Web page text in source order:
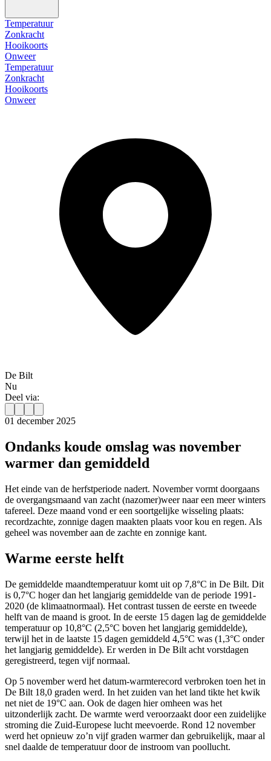
Temperatuur
Zonkracht
Hooikoorts
Onweer
Temperatuur
Zonkracht
Hooikoorts
Onweer
De Bilt
Nu
Deel via:
01 december 2025
Ondanks koude omslag was november
warmer dan gemiddeld
Het einde van de herfstperiode nadert. November vormt doorgaans
de overgangsmaand van zacht (nazomer)weer naar een meer winters
tafereel. Deze maand vond er een soortgelijke wisseling plaats:
recordzachte, zonnige dagen maakten plaats voor kou en regen. Als
geheel was november aan de zachte en zonnige kant.
Warme eerste helft
De gemiddelde maandtemperatuur komt uit op 7,8°C in De Bilt. Dit
is 0,7°C hoger dan het langjarig gemiddelde van de periode 1991-
2020 (de klimaatnormaal). Het contrast tussen de eerste en tweede
helft van de maand is groot. In de eerste 15 dagen lag de gemiddelde
temperatuur op 10,8°C (2,5°C boven het langjarig gemiddelde),
terwijl het in de laatste 15 dagen gemiddeld 4,5°C was (1,3°C onder
het langjarig gemiddelde). Er werden in De Bilt acht vorstdagen
geregistreerd, tegen vijf normaal.
Op 5 november werd het datum-warmterecord verbroken toen het in
De Bilt 18,0 graden werd. In het zuiden van het land tikte het kwik
net niet de 19°C aan. Ook de dagen hier omheen was het
uitzonderlijk zacht. De warmte werd veroorzaakt door een zuidelijke
stroming die Zuid-Europese lucht meevoerde. Rond 12 november
werd het opnieuw zo’n vijf graden warmer dan gebruikelijk, maar al
snel daalde de temperatuur door de instroom van poollucht.